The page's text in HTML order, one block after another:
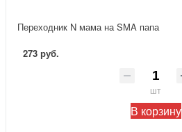
Переходник N мама на SMA папа
273 руб.
шт
В корзину